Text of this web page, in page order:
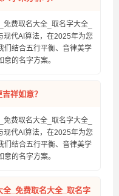
费取名大全_取名字大全_
现代AI算法，在2025年为您
们结合五行平衡、音律美学
的名字方案。
祥如意？
费取名大全_取名字大全_
现代AI算法，在2025年为您
们结合五行平衡、音律美学
的名字方案。
_免费取名大全_取名字